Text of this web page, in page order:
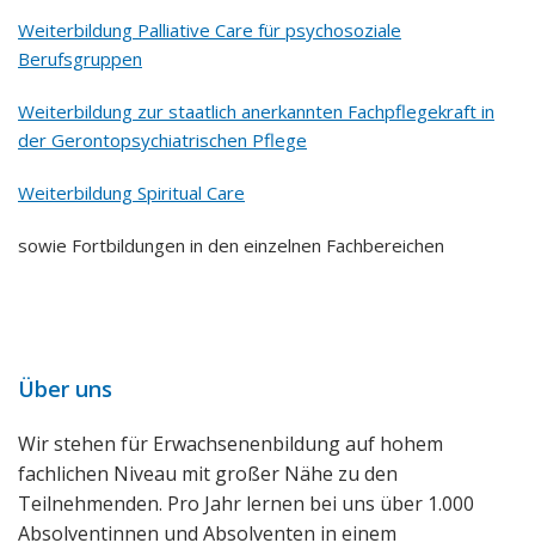
Weiterbildung Palliative Care für psychosoziale
Berufsgruppen
Weiterbildung zur staatlich anerkannten Fachpflegekraft in
der Gerontopsychiatrischen Pflege
Weiterbildung Spiritual Care
sowie Fortbildungen in den einzelnen Fachbereichen
Über uns
Wir stehen für Erwachsenenbildung auf hohem
fachlichen Niveau mit großer Nähe zu den
Teilnehmenden. Pro Jahr lernen bei uns über 1.000
Absolventinnen und Absolventen in einem